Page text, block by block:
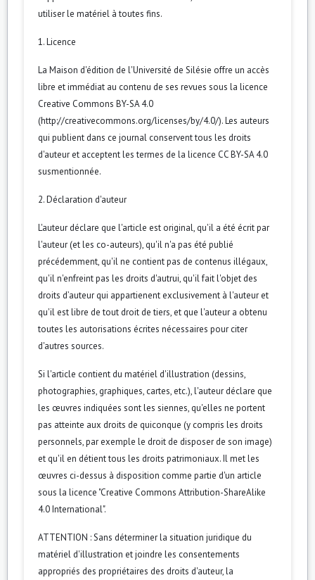
utiliser le matériel à toutes fins.
1. Licence
La Maison d'édition de l'Université de Silésie offre un accès
libre et immédiat au contenu de ses revues sous la licence
Creative Commons BY-SA 4.0
(http://creativecommons.org/licenses/by/4.0/). Les auteurs
qui publient dans ce journal conservent tous les droits
d'auteur et acceptent les termes de la licence CC BY-SA 4.0
susmentionnée.
2. Déclaration d'auteur
L'auteur déclare que l'article est original, qu'il a été écrit par
l'auteur (et les co-auteurs), qu'il n'a pas été publié
précédemment, qu'il ne contient pas de contenus illégaux,
qu'il n'enfreint pas les droits d'autrui, qu'il fait l'objet des
droits d’auteur qui appartienent exclusivement à l'auteur et
qu'il est libre de tout droit de tiers, et que l'auteur a obtenu
toutes les autorisations écrites nécessaires pour citer
d'autres sources.
Si l'article contient du matériel d'illustration (dessins,
photographies, graphiques, cartes, etc.), l'auteur déclare que
les œuvres indiquées sont les siennes, qu'elles ne portent
pas atteinte aux droits de quiconque (y compris les droits
personnels, par exemple le droit de disposer de son image)
et qu'il en détient tous les droits patrimoniaux. Il met les
œuvres ci-dessus à disposition comme partie d'un article
sous la licence "Creative Commons Attribution-ShareAlike
4.0 International".
ATTENTION : Sans déterminer la situation juridique du
matériel d'illustration et joindre les consentements
appropriés des propriétaires des droits d'auteur, la